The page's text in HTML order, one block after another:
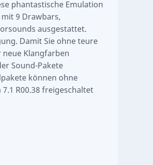
phantastische Emulation
9 Drawbars,
ausgestattet.
Damit Sie ohne teure
Klangfarben
Sound-Pakete
können ohne
R00.38 freigeschaltet